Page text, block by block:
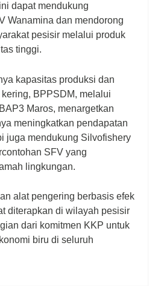
dapat mendukung
Wanamina dan mendorong
pesisir melalui produk
tinggi.
kapasitas produksi dan
BPPSDM, melalui
Maros, menargetkan
meningkatkan pendapatan
juga mendukung Silvofishery
SFV yang
lingkungan.
alat pengering berbasis efek
diterapkan di wilayah pesisir
dari komitmen KKP untuk
biru di seluruh